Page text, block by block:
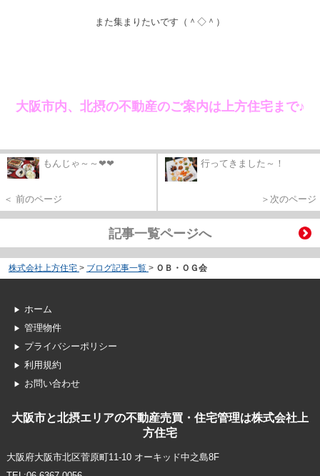
また集まりたいです（＾◇＾）
大阪市内、北摂の不動産のご案内は上方住宅まで♪
もんじゃ～～❤❤
＜ 前のページ
行ってきました～！
＞次のページ
記事一覧ページへ
株式会社上方住宅 > ブログ記事一覧 > ＯＢ・ＯＧ会
ホーム
管理物件
プライバシーポリシー
利用規約
お問い合わせ
大阪市と北摂エリアの不動産売買・住宅管理は株式会社上
方住宅
大阪府大阪市北区菅原町11-10 オーキッド中之島8F